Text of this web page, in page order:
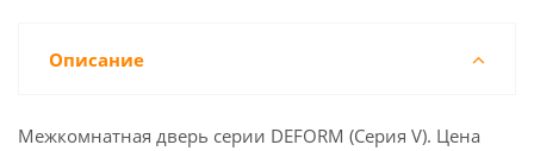
Описание
Межкомнатная дверь серии DEFORM (Серия V). Цена